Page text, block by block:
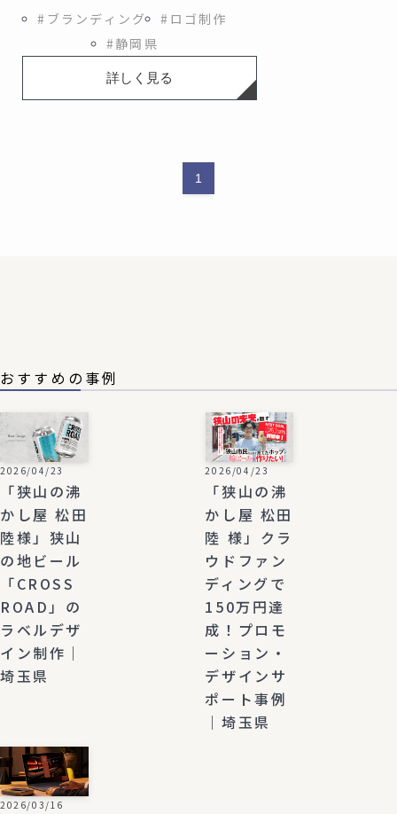
#ブランディング
#ロゴ制作
#静岡県
詳しく見る
1
おすすめの事例
2026/04/23
「狭山の沸
かし屋 松田
陸様」狭山
の地ビール
「CROSS
ROAD」の
ラベルデザ
イン制作｜
埼玉県
2026/04/23
「狭山の沸
かし屋 松田
陸 様」クラ
ウドファン
ディングで
150万円達
成！プロモ
ーション・
デザインサ
ポート事例
｜埼玉県
2026/03/16